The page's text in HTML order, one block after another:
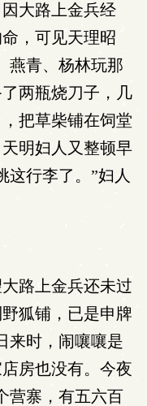
大路上金兵经
，可见天理昭
燕青、杨林玩那
两瓶烧刀子，几
把草柴铺在饲堂
明妇人又整顿早
这行李了。”妇人
路上金兵还未过
狐铺，已是申牌
来时，闹嚷嚷是
房也没有。今夜
营寨，有五六百